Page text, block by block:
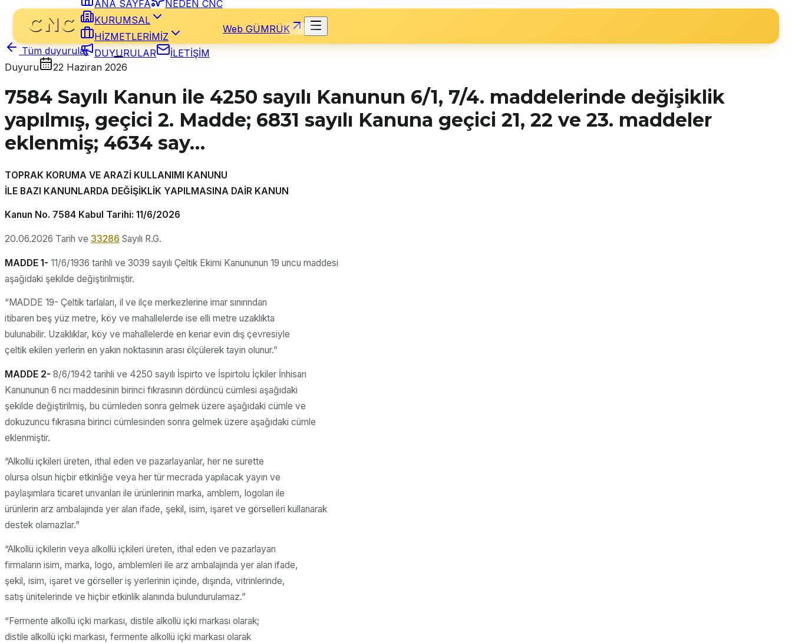
KURUMSAL
HİZMETLERİMİZ
DUYURULAR
İLETİŞİM
Web GÜMRÜK
Tüm duyurular
Duyuru
22 Haziran 2026
7584 Sayılı Kanun ile 4250 sayılı Kanunun 6/1, 7/4. maddelerinde değişiklik
yapılmış, geçici 2. Madde; 6831 sayılı Kanuna geçici 21, 22 ve 23. maddeler
eklenmiş; 4634 say…
TOPRAK KORUMA VE ARAZİ KULLANIMI KANUNU
İLE BAZI KANUNLARDA DEĞİŞİKLİK YAPILMASINA DAİR KANUN
Kanun No. 7584 Kabul Tarihi: 11/6/2026
20.06.2026 Tarih ve 33286 Sayılı R.G.
MADDE 1- 11/6/1936 tarihli ve 3039 sayılı Çeltik Ekimi Kanununun 19 uncu maddesi
aşağıdaki şekilde değiştirilmiştir.
“MADDE 19- Çeltik tarlaları, il ve ilçe merkezlerine imar sınırından
itibaren beş yüz metre, köy ve mahallelerde ise elli metre uzaklıkta
bulunabilir. Uzaklıklar, köy ve mahallelerde en kenar evin dış çevresiyle
çeltik ekilen yerlerin en yakın noktasının arası ölçülerek tayin olunur.”
MADDE 2- 8/6/1942 tarihli ve 4250 sayılı İspirto ve İspirtolu İçkiler İnhisarı
Kanununun 6 ncı maddesinin birinci fıkrasının dördüncü cümlesi aşağıdaki
şekilde değiştirilmiş, bu cümleden sonra gelmek üzere aşağıdaki cümle ve
dokuzuncu fıkrasına birinci cümlesinden sonra gelmek üzere aşağıdaki cümle
eklenmiştir.
“Alkollü içkileri üreten, ithal eden ve pazarlayanlar, her ne surette
olursa olsun hiçbir etkinliğe veya her tür mecrada yapılacak yayın ve
paylaşımlara ticaret unvanları ile ürünlerinin marka, amblem, logoları ile
ürünlerin arz ambalajında yer alan ifade, şekil, isim, işaret ve görselleri kullanarak
destek olamazlar.”
“Alkollü içkilerin veya alkollü içkileri üreten, ithal eden ve pazarlayan
firmaların isim, marka, logo, amblemleri ile arz ambalajında yer alan ifade,
şekil, isim, işaret ve görseller iş yerlerinin içinde, dışında, vitrinlerinde,
satış ünitelerinde ve hiçbir etkinlik alanında bulundurulamaz.”
“Fermente alkollü içki markası, distile alkollü içki markası olarak;
distile alkollü içki markası, fermente alkollü içki markası olarak